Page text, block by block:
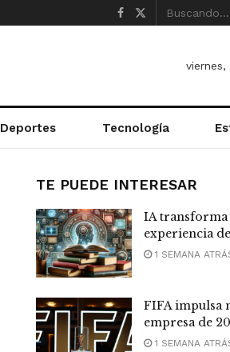
Deportes Tecnología
TE PUEDE INTERESAR
IA transforma
experiencia
1 SEMANA
FIFA impulsa
empresa de
1 SEMANA